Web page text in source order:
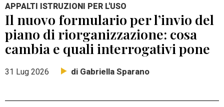
APPALTI ISTRUZIONI PER L'USO
Il nuovo formulario per l’invio del
piano di riorganizzazione: cosa
cambia e quali interrogativi pone
31 Lug 2026 di Gabriella Sparano